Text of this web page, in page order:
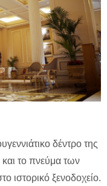
δέντρο της
και το πνεύμα των
ιστορικό ξενοδοχείο.